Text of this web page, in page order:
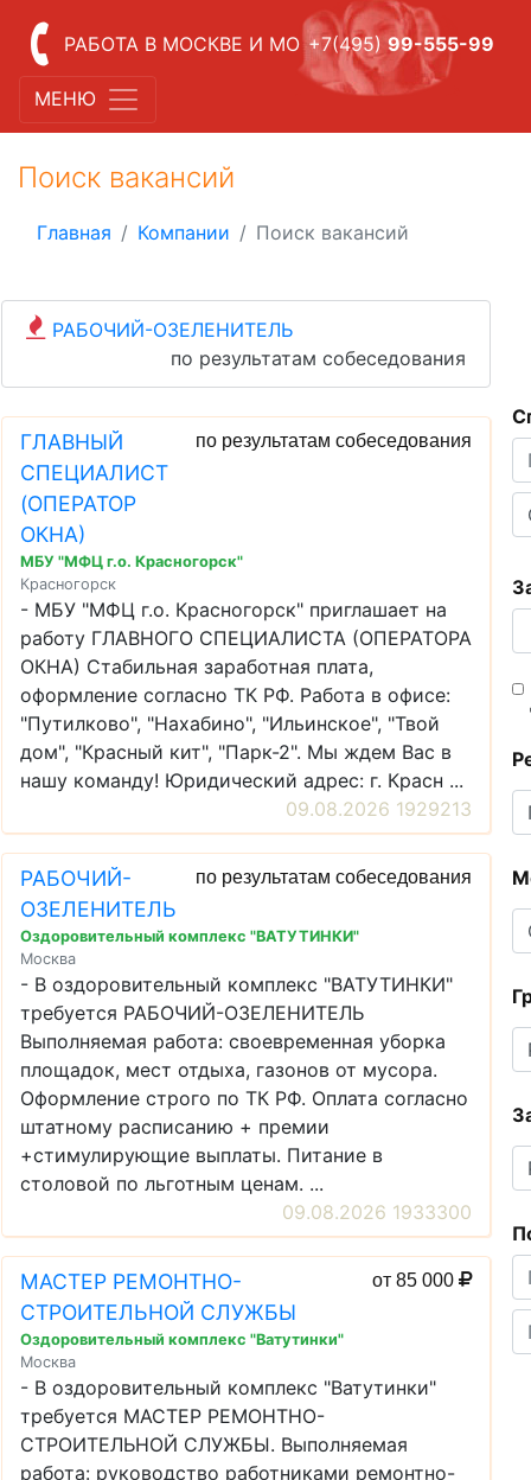
РАБОТА В МОСКВЕ И МО +7(495) 99-555-99
МЕНЮ
Поиск вакансий
Главная Компании Поиск вакансий
РАБОЧИЙ-ОЗЕЛЕНИТЕЛЬ
по результатам собеседования
ГЛАВНЫЙ
СПЕЦИАЛИСТ
(ОПЕРАТОР
ОКНА)
по результатам собеседования
МБУ "МФЦ г.о. Красногорск"
Красногорск
- МБУ "МФЦ г.о. Красногорск" приглашает на
работу ГЛАВНОГО СПЕЦИАЛИСТА (ОПЕРАТОРА
ОКНА) Стабильная заработная плата,
оформление согласно ТК РФ. Работа в офисе:
"Путилково", "Нахабино", "Ильинское", "Твой
дом", "Красный кит", "Парк-2". Мы ждем Вас в
нашу команду! Юридический адрес: г. Красн ...
09.08.2026 1929213
РАБОЧИЙ-
ОЗЕЛЕНИТЕЛЬ
по результатам собеседования
Оздоровительный комплекс "ВАТУТИНКИ"
Москва
- В оздоровительный комплекс "ВАТУТИНКИ"
требуется РАБОЧИЙ-ОЗЕЛЕНИТЕЛЬ
Выполняемая работа: своевременная уборка
площадок, мест отдыха, газонов от мусора.
Оформление строго по ТК РФ. Оплата согласно
штатному расписанию + премии
+стимулирующие выплаты. Питание в
столовой по льготным ценам. ...
09.08.2026 1933300
МАСТЕР РЕМОНТНО-
СТРОИТЕЛЬНОЙ СЛУЖБЫ
от 85 000
Оздоровительный комплекс "Ватутинки"
Москва
- В оздоровительный комплекс "Ватутинки"
требуется МАСТЕР РЕМОНТНО-
СТРОИТЕЛЬНОЙ СЛУЖБЫ. Выполняемая
работа: руководство работниками ремонтно-